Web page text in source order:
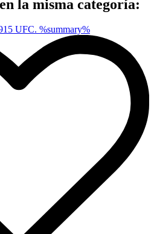
la misma categoría: